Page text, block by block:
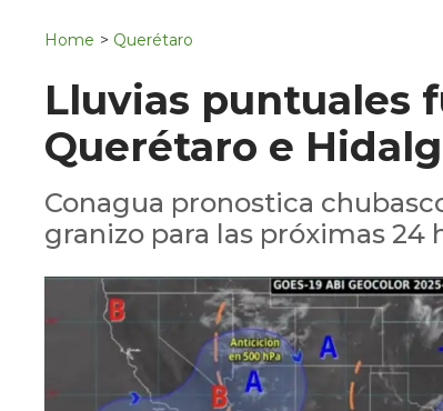
Home > Querétaro
Lluvias puntuales
Querétaro e
Conagua pronostica
granizo para las próximas 24